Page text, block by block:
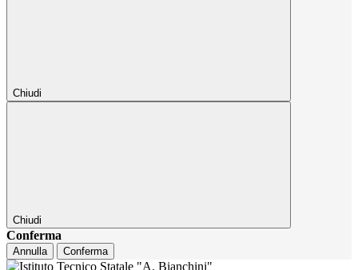
Chiudi
Chiudi
Conferma
Annulla Conferma